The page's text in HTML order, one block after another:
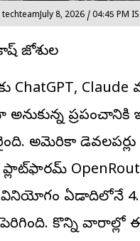
techteamJuly 8, 2026 / 04:45 PM
జోశ్యుల
ChatGPT,
ప్రపంచానికి
అమెరికా
ప్లాట్‌ఫారమ్
ఏడాదిలోనే
పెరిగింది. కొన్ని వారాల్లో